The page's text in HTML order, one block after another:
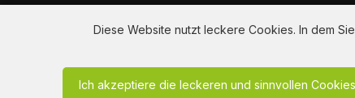
Diese Website nutzt leckere Cookies. In dem
Ich akzeptiere die leckeren und sinnvollen
Am Hausacker 7 , 85461 Bockhorn
info@adclips.tv